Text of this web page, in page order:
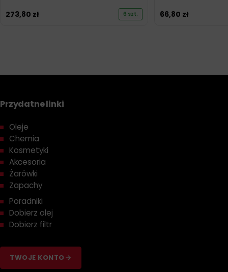
273,80 zł 6 szt.
66,80 zł
Przydatne linki
Oleje
Chemia
Kosmetyki
Akcesoria
Żarówki
Zapachy
Poradniki
Dobierz olej
Dobierz filtr
TWOJE KONTO